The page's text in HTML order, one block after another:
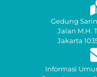
Gedung
Jalan M.H.
Jakarta
Informasi